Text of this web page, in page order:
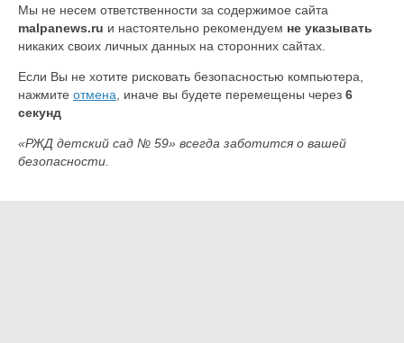
Мы не несем ответственности за содержимое сайта
malpanews.ru и настоятельно рекомендуем не указывать
никаких своих личных данных на сторонних сайтах.
Если Вы не хотите рисковать безопасностью компьютера,
нажмите отмена , иначе вы будете перемещены через 6
секунд
«РЖД детский сад № 59» всегда заботится о вашей
безопасности.